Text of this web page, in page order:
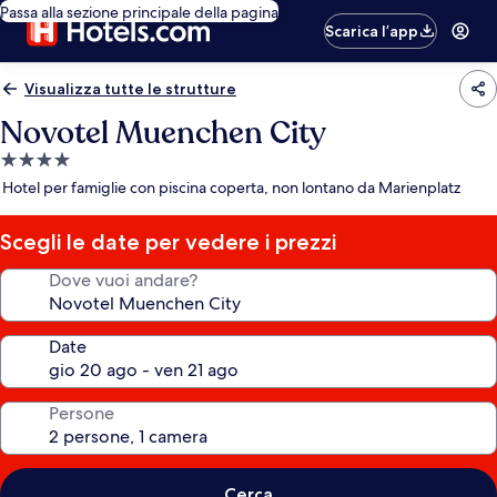
Passa alla sezione principale della pagina
Scarica l’app
Visualizza tutte le strutture
Novotel Muenchen City
Struttura
a
stelle
Hotel per famiglie con piscina coperta, non lontano da Marienplatz
Scegli le date per vedere i prezzi
Dove vuoi andare?
Date
Persone